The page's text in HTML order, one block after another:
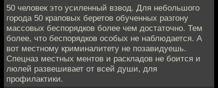
50 человек это усиленный взвод. Для небольшого
города 50 краповых беретов обученных разгону
массовых беспорядков более чем достаточно. Тем
более, что беспорядков особых не наблюдается. А
вот местному криминалитету не позавидуешь.
Спецназ местных ментов и раскладов не боится и
люлей развешивает от всей души, для
профилактики.